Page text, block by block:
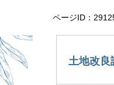
ページID：
土地改良